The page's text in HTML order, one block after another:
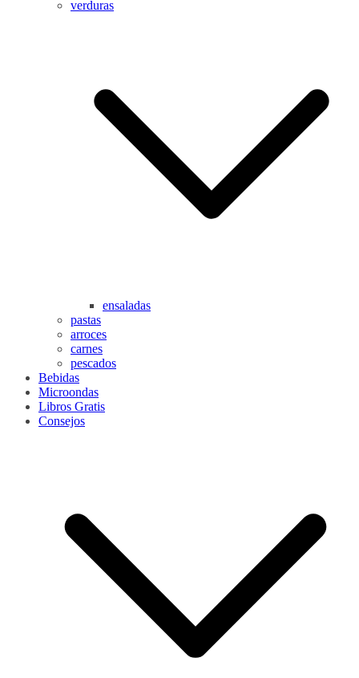
verduras
ensaladas
pastas
arroces
carnes
pescados
Bebidas
Microondas
Libros Gratis
Consejos